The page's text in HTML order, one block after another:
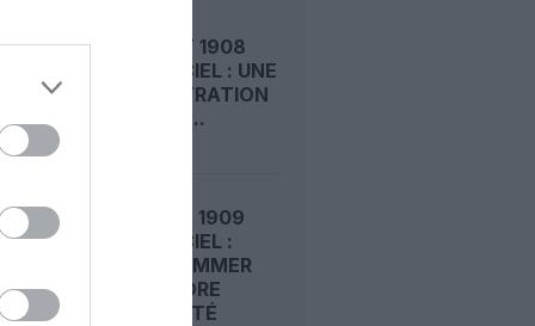
LE 8 AOÛT 1908
DANS LE CIEL : UNE
DÉMONSTRATION
PUBLIQUE...
LE 7 AOÛT 1909
DANS LE CIEL :
ROGER SOMMER
FAIT ENCORE
L’ACTUALITÉ